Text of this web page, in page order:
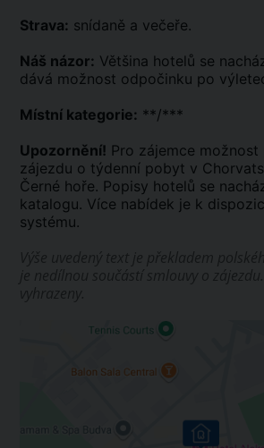
Strava: snídaně a večeře.
Náš názor: Většina hotelů se
dává možnost odpočinku po
Místní kategorie: **/***
Upozornění! Pro zájemce
zájezdu o týdenní pobyt v
Černé hoře. Popisy hotelů se
katalogu. Více nabídek je k
systému.